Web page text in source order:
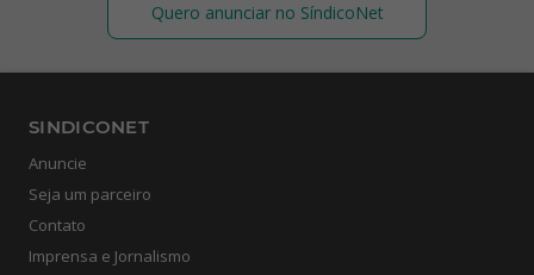
Quero anunciar no SíndicoNet
SINDICONET
Anuncie
Seja um parceiro
Contato
Imprensa e Jornalismo